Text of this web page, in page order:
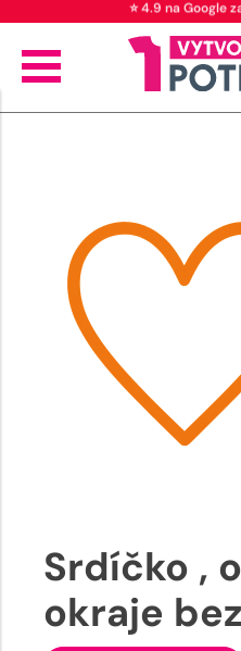
⭐ 4.9 na Google
Srdíčko ,
okraje